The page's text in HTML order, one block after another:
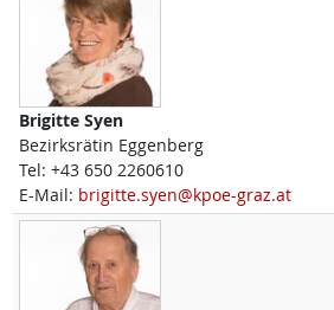
Brigitte Syen
Bezirksrätin Eggenberg
Tel: +43 650 2260610
E-Mail: brigitte.syen@kpoe-graz.at